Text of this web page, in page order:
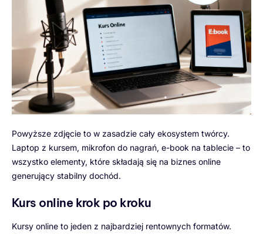
Powyższe zdjęcie to w zasadzie cały ekosystem twórcy.
Laptop z kursem, mikrofon do nagrań, e-book na tablecie – to
wszystko elementy, które składają się na biznes online
generujący stabilny dochód.
Kurs online krok po kroku
Kursy online to jeden z najbardziej rentownych formatów.